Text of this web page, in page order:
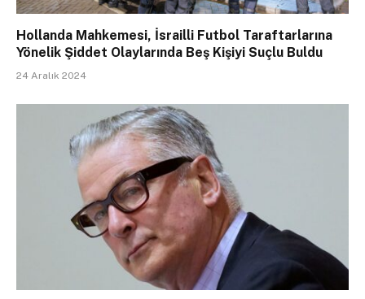
Hollanda Mahkemesi, İsrailli Futbol Taraftarlarına
Yönelik Şiddet Olaylarında Beş Kişiyi Suçlu Buldu
24 Aralık 2024